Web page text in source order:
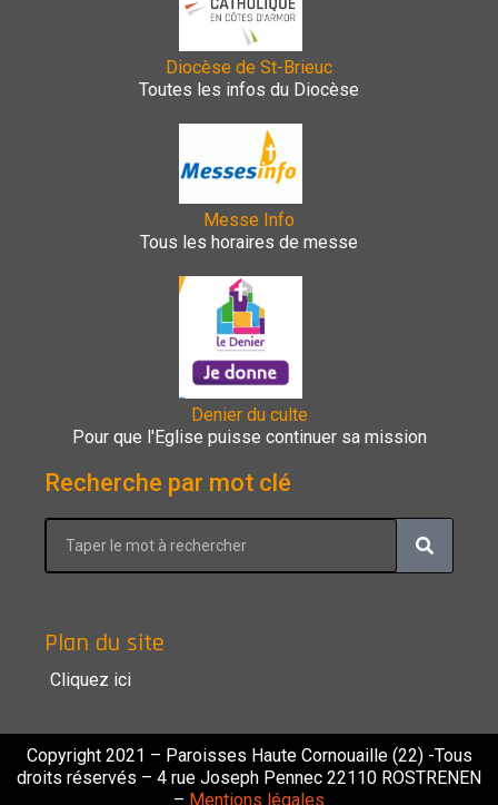
Diocèse de St-Brieuc
Toutes les infos du Diocèse
Messe Info
Tous les horaires de messe
Denier du culte
Pour que l'Eglise puisse continuer sa mission
Recherche par mot clé
Plan du site
Cliquez ici
Copyright 2021 – Paroisses Haute Cornouaille (22) -Tous
droits réservés – 4 rue Joseph Pennec 22110 ROSTRENEN
– Mentions légales